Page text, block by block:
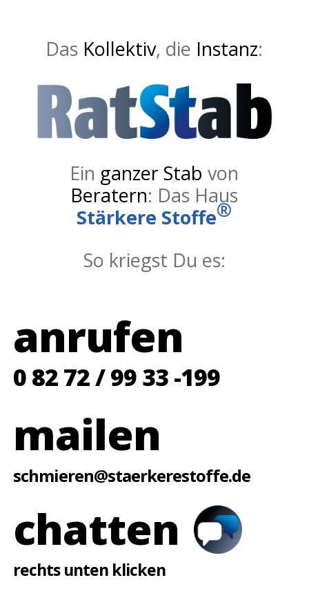
Das Kollektiv, die Instanz:
Ein ganzer Stab von
Beratern: Das Haus
Stärkere Stoffe®
So kriegst Du es:
anrufen
0 82 72 / 99 33 -199
mailen
schmieren@staerkerestoffe.de
chatten
rechts unten klicken